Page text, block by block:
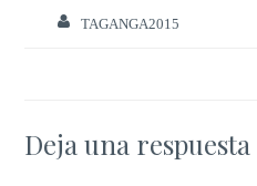
TAGANGA2015
Deja una respuesta